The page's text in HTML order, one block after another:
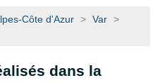
Côte d'Azur > Var >
dans la